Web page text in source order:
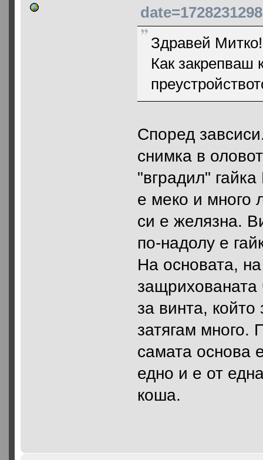
date=1728231298
Здравей Митко!
Как закрепваш
Според
снимка в
"вградил"
е меко и много
си е желязна.
по-надолу е
На основата,
защрихованата
за винта,
затягам
самата основа
едно и е от
коша.